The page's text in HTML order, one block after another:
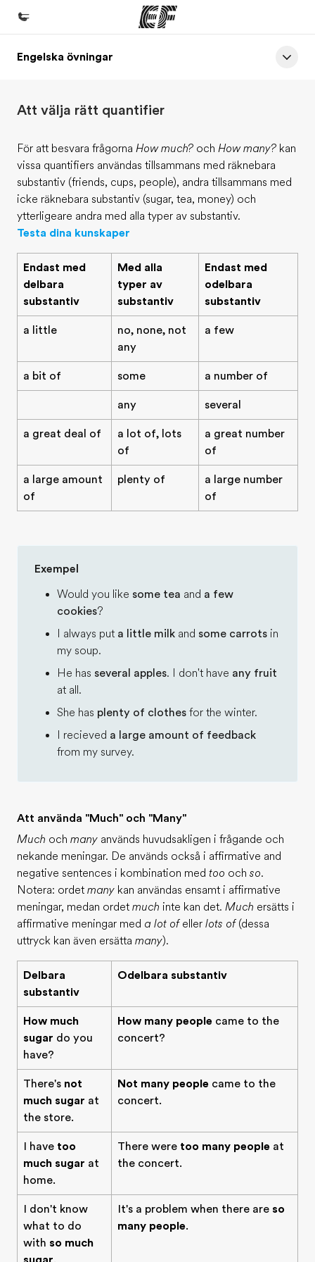
Hem
Program
Kontor
Hitta ett kontor nära dig
Om oss
Karriär
Engelska övningar
Att välja rätt quantifier
För att besvara frågorna How much? och How many? kan
vissa quantifiers användas tillsammans med räknebara
substantiv (friends, cups, people), andra tillsammans med
icke räknebara substantiv (sugar, tea, money) och
ytterligeare andra med alla typer av substantiv.
Testa dina kunskaper
Endast med
delbara
substantiv
Med alla
typer av
substantiv
Endast med
odelbara
substantiv
a little
no, none, not
any
a few
a bit of some a number of
any several
a great deal of
a lot of, lots
of
a great number
of
a large amount
of
plenty of
a large number
of
Exempel
Would you like some tea and a few
cookies?
I always put a little milk and some carrots in
my soup.
He has several apples. I don't have any fruit
at all.
She has plenty of clothes for the winter.
I recieved a large amount of feedback
from my survey.
Att använda "Much" och "Many"
Much och many används huvudsakligen i frågande och
nekande meningar. De används också i affirmative and
negative sentences i kombination med too och so.
Notera: ordet many kan användas ensamt i affirmative
meningar, medan ordet much inte kan det. Much ersätts i
affirmative meningar med a lot ofeller lots of(dessa
uttryck kan även ersätta many).
Delbara
substantiv
Odelbara substantiv
How much
sugar do you
have?
How many people came to the
concert?
There's not
much sugar at
the store.
Not many people came to the
concert.
I have too
much sugar at
home.
There were too many people at
the concert.
I don't know
what to do
with so much
It's a problem when there are so
many people.